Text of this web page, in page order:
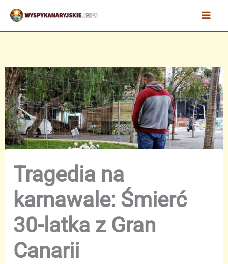
Przejdź
treści
Tragedia na
karnawale: Śmierć
30-latka z Gran
Canarii